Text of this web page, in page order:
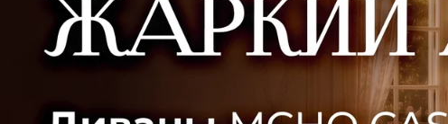
УЗНАТЬ ПОДРОБНЕЕ